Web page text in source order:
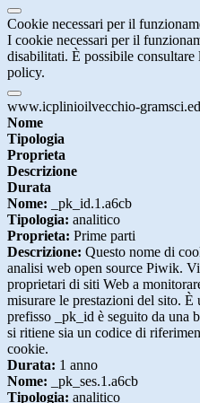
Cookie necessari per il
I cookie necessari per il
disabilitati. È possibile
policy.
www.icplinioilvecchio-
Nome
Tipologia
Proprieta
Descrizione
Durata
Nome: _pk_id.1.a6cb
Tipologia: analitico
Proprieta: Prime parti
Descrizione: Questo nome di
analisi web open source Piwik.
proprietari di siti Web a
misurare le prestazioni del sito.
prefisso _pk_id è seguito da una
si ritiene sia un codice di
cookie.
Durata: 1 anno
Nome: _pk_ses.1.a6cb
Tipologia: analitico